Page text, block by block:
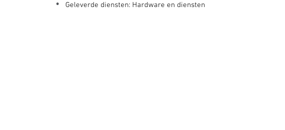
Geleverde diensten: Hardware en diensten